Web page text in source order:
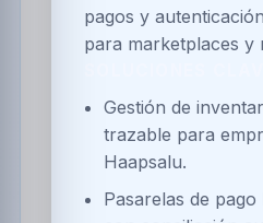
dispositivos IoT
Haapsalu.
sensibles
Haapsalu.
Privacidad